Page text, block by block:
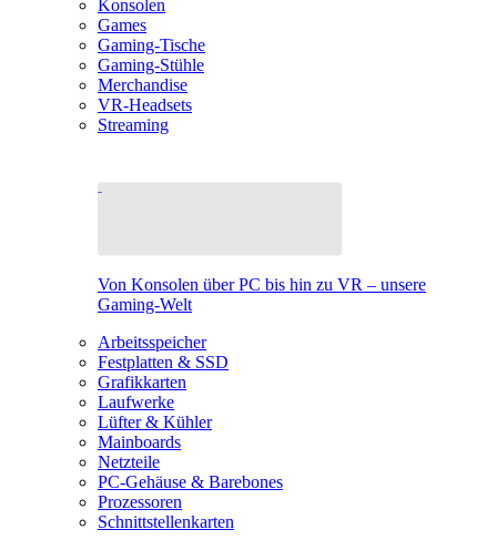
Konsolen
Games
Gaming-Tische
Gaming-Stühle
Merchandise
VR-Headsets
Streaming
Von Konsolen über PC bis hin zu VR – unsere
Gaming-Welt
Arbeitsspeicher
Festplatten & SSD
Grafikkarten
Laufwerke
Lüfter & Kühler
Mainboards
Netzteile
PC-Gehäuse & Barebones
Prozessoren
Schnittstellenkarten